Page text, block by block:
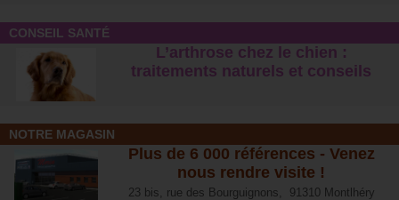
CONSEIL SANTÉ
L’arthrose chez le chien :
traitements naturels et conseils
NOTRE MAGASIN
Plus de 6 000 références - Venez
nous rendre visite !
23 bis, rue des Bourguignons, 91310 Montlhéry